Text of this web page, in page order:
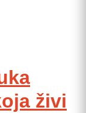
živi